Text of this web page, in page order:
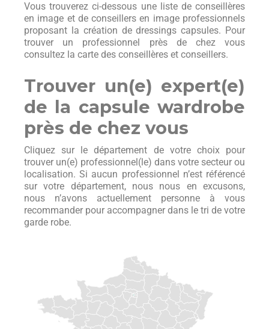
Vous trouverez ci-dessous une liste de conseillères
en image et de conseillers en image professionnels
proposant la création de dressings capsules. Pour
trouver un professionnel près de chez vous
consultez la carte des conseillères et conseillers.
Trouver un(e) expert(e)
de la capsule wardrobe
près de chez vous
Cliquez sur le département de votre choix pour
trouver un(e) professionnel(le) dans votre secteur ou
localisation. Si aucun professionnel n’est référencé
sur votre département, nous nous en excusons,
nous n’avons actuellement personne à vous
recommander pour accompagner dans le tri de votre
garde robe.